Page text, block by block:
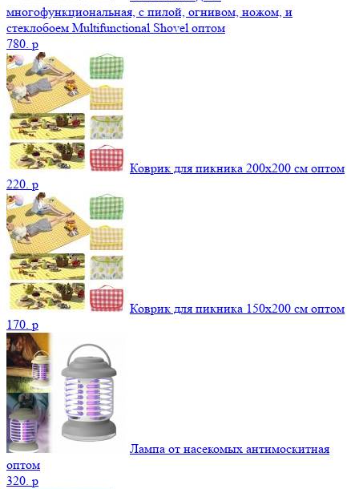
многофункциональная, с пилой, огнивом, ножом, и
стеклобоем Multifunctional Shovel оптом
780. p
Коврик для пикника 200х200 см оптом
220. p
Коврик для пикника 150х200 см оптом
170. p
Лампа от насекомых антимоскитная
оптом
320. p